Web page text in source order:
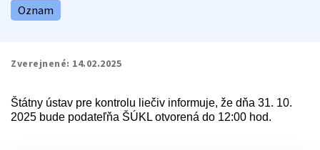
Oznam
Zverejnené: 14.02.2025
Štátny ústav pre kontrolu liečiv informuje, že dňa 31. 10.
2025 bude podateľňa ŠÚKL otvorená do 12:00 hod.